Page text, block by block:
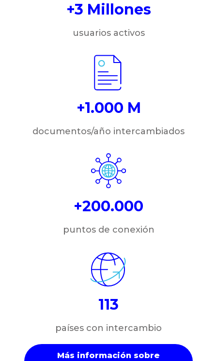
+3 Millones
usuarios activos
+1.000 M
documentos/año intercambiados
+200.000
puntos de conexión
113
países con intercambio
Más información sobre